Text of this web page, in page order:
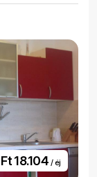
Ft 18.104 / éj